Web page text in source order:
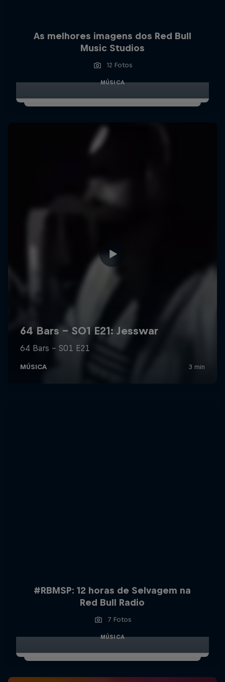
As melhores imagens dos Red Bull
Music Studios
12 Fotos
MÚSICA
#RBMSP: 12 horas de Selvagem na
Red Bull Radio
7 Fotos
MÚSICA